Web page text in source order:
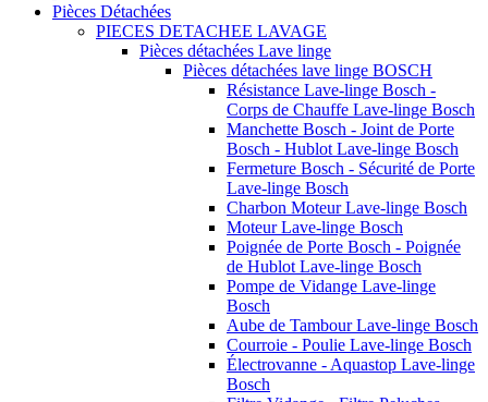
Pièces Détachées
PIECES DETACHEE LAVAGE
Pièces détachées Lave linge
Pièces détachées lave linge BOSCH
Résistance Lave-linge Bosch -
Corps de Chauffe Lave-linge Bosch
Manchette Bosch - Joint de Porte
Bosch - Hublot Lave-linge Bosch
Fermeture Bosch - Sécurité de Porte
Lave-linge Bosch
Charbon Moteur Lave-linge Bosch
Moteur Lave-linge Bosch
Poignée de Porte Bosch - Poignée
de Hublot Lave-linge Bosch
Pompe de Vidange Lave-linge
Bosch
Aube de Tambour Lave-linge Bosch
Courroie - Poulie Lave-linge Bosch
Électrovanne - Aquastop Lave-linge
Bosch